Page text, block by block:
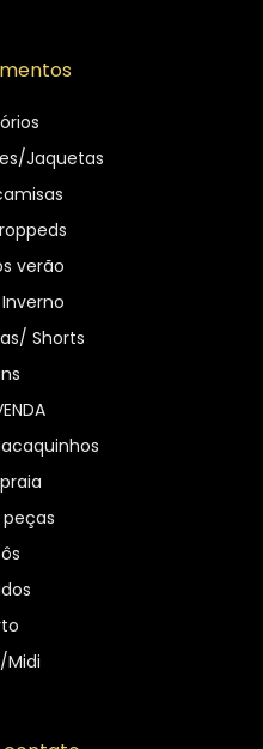
Jaquetas
verão
Shorts
Midi